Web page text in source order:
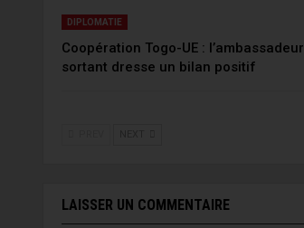
DIPLOMATIE
Coopération Togo-UE : l’ambassadeur
sortant dresse un bilan positif
LAISSER UN COMMENTAIRE